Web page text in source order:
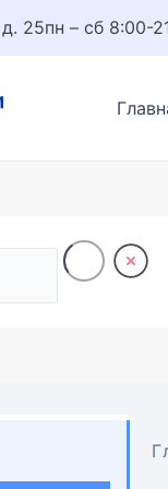
25пн – сб 8:00-